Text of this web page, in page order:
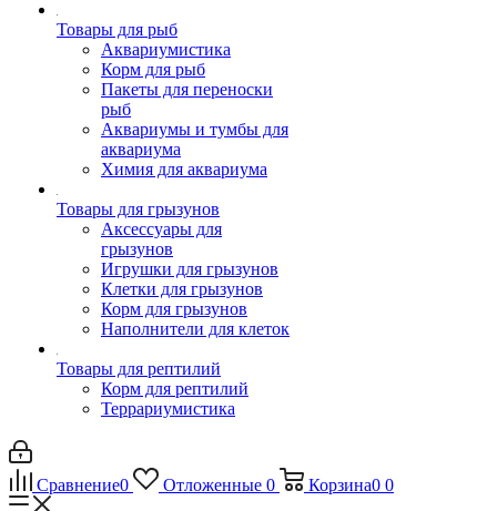
Товары для рыб
Аквариумистика
Корм для рыб
Пакеты для переноски
рыб
Аквариумы и тумбы для
аквариума
Химия для аквариума
Товары для грызунов
Аксессуары для
грызунов
Игрушки для грызунов
Клетки для грызунов
Корм для грызунов
Наполнители для клеток
Товары для рептилий
Корм для рептилий
Террариумистика
Сравнение0 Отложенные 0 Корзина0 0